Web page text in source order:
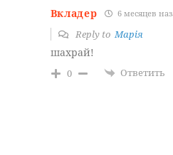
Вкладер 6 месяцев
Reply to Марія
шахрай!
0 Ответить